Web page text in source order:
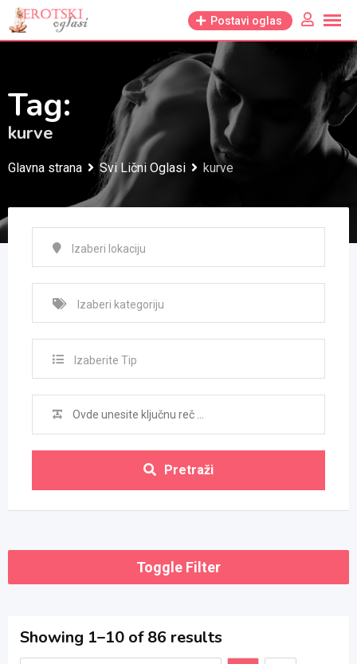
Skip
to
Postavi oglas
Tag:
kurve
Glavna strana Svi Lični Oglasi kurve
Izaberite Tip
Pretraži
Toggle Filter
Showing 1–10 of 86 results